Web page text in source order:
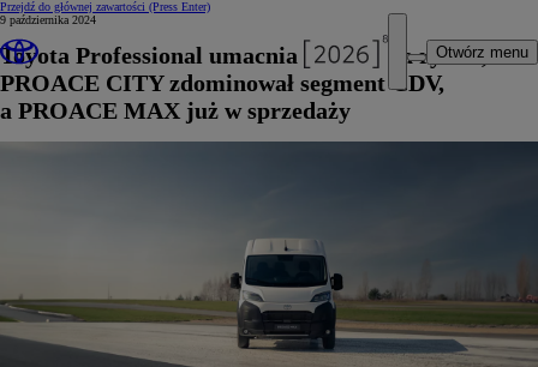
Przejdź do głównej zawartości (Press Enter)
Otwórz menu
9 października 2024
Toyota Professional umacnia pozycję na rynku,
PROACE CITY zdominował segment CDV,
a PROACE MAX już w sprzedaży